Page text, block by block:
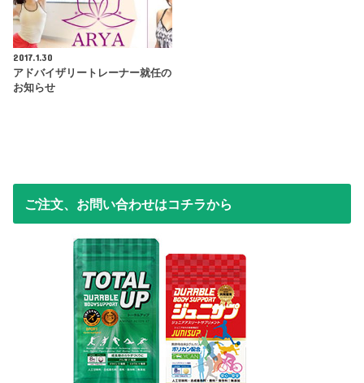
2017.1.30
アドバイザリートレーナー就任の
お知らせ
ご注文、お問い合わせはコチラから